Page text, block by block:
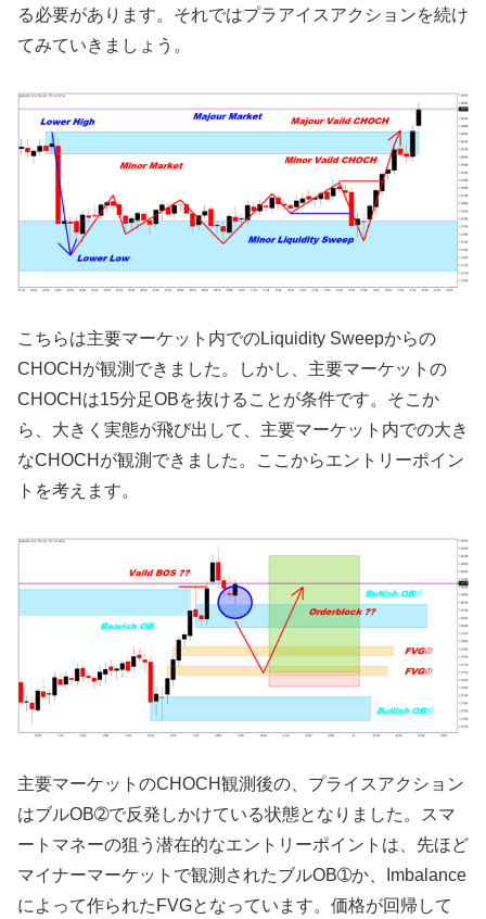
る必要があります。それではプラアイスアクションを続け
てみていきましょう。
こちらは主要マーケット内でのLiquidity Sweepからの
CHOCHが観測できました。しかし、主要マーケットの
CHOCHは15分足OBを抜けることが条件です。そこか
ら、大きく実態が飛び出して、主要マーケット内での大き
なCHOCHが観測できました。ここからエントリーポイン
トを考えます。
主要マーケットのCHOCH観測後の、プライスアクション
はブルOB➁で反発しかけている状態となりました。スマ
ートマネーの狙う潜在的なエントリーポイントは、先ほど
マイナーマーケットで観測されたブルOB➀か、Imbalance
によって作られたFVGとなっています。価格が回帰して